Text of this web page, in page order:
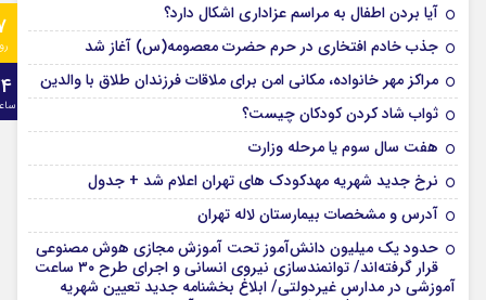
آیا بردن اطفال به مراسم عزادارى اشکال دارد؟
جذب خادم افتخاری در حرم حضرت معصومه(س) آغاز شد
مراکز مهر خانواده، مکانی امن برای ملاقات فرزندان طلاق با والدین
ثواب شاد کردن کودکان چیست؟
هفت سال سوم یا مرحله وزارت
نرخ جدید شهریه مهدکودک های تهران اعلام شد + جدول
آدرس و مشخصات بیمارستان لاله تهران
حدود یک میلیون دانش‌آموز تحت آموزش مجازی هوش مصنوعی
قرار گرفته‌اند/ توانمندسازی نیروی انسانی و اجرای طرح ۳۰ ساعت
آموزشی در مدارس غیردولتی/ ابلاغ بخشنامه جدید تعیین شهریه